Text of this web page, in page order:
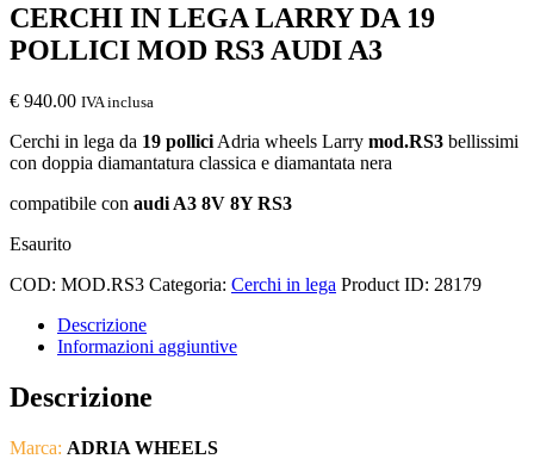
CERCHI IN LEGA LARRY DA 19
POLLICI MOD RS3 AUDI A3
€ 940.00 IVA inclusa
Cerchi in lega da 19 pollici Adria wheels Larry mod.RS3 bellissimi
con doppia diamantatura classica e diamantata nera
compatibile con audi A3 8V 8Y RS3
Esaurito
COD: MOD.RS3 Categoria: Cerchi in lega Product ID: 28179
Descrizione
Informazioni aggiuntive
Descrizione
Marca: ADRIA WHEELS